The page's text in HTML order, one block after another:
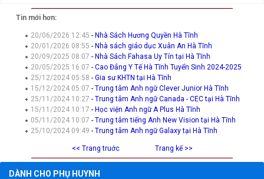
Tin mới hơn:
20/06/2026 12:45- Nhà Sách Hương Quyền Hà Tĩnh
20/01/2026 08:55- Nhà sách giáo dục Xuân An Hà Tĩnh
20/09/2025 08:07- Nhà Sách Fahasa Uy Tín tại Hà Tĩnh
20/05/2025 16:07-Cao Đẳng Y Tế Hà Tĩnh Tuyển Sinh 2024-2025
25/12/2024 05:58-Gia sư KHTN tại Hà Tĩnh
15/12/2024 05:07-Trung tâm Anh ngữ Clever Junior Hà Tĩnh
25/11/2024 10:27-Trung tâm Anh ngữ Canada - CEC tại Hà Tĩnh
15/11/2024 10:17- Học viện Anh ngữ A Plus Hà Tĩnh
05/11/2024 10:07-Trung tâm tiếng Anh New Vision tại Hà Tĩnh
25/10/2024 09:49-Trung tâm Anh ngữ Galaxy tại Hà Tĩnh
<< Trang truớc Trang kế >>
DÀNH CHO PHỤ HUYNH